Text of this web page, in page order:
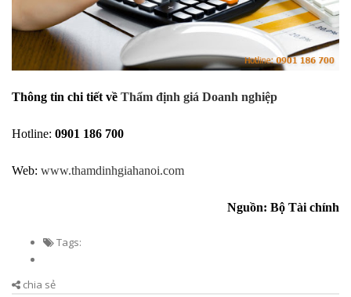
​Thông tin chi tiết về Thẩm định giá Doanh nghiệp
Hotline: 0901 186 700
Web: www.thamdinhgiahanoi.com
Nguồn: Bộ Tài chính
Tags:
chia sẻ